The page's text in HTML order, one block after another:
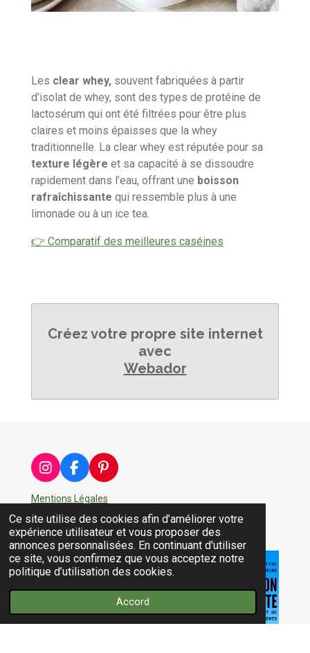
Ce site utilise des cookies afin d’améliorer votre
expérience utilisateur et vous proposer des
annonces personnalisées. En continuant d'utiliser
ce site, vous confirmez que vous acceptez notre
politique d’utilisation des cookies.
Accord
Les clear whey,souvent fabriquées à partir
d'isolat de whey, sontdes types de protéine de
lactosérum qui ont été filtrées pour être plus
claires et moins épaisses que la whey
traditionnelle. La clear whey est réputée pour sa
texture légère et sa capacité à se dissoudre
rapidement dans l’eau, offrant une boisson
rafraîchissante qui ressemble plus à une
limonade ou à un ice tea.
👉 Comparatif des meilleures caséines
Créez votre propre site internet
avec
Webador
I
n
s
a
g
r
a
m
F
a
c
b
o
o
k
P
i
n
e
r
e
s
t
Mentions Légales
Partager Épingler Partager